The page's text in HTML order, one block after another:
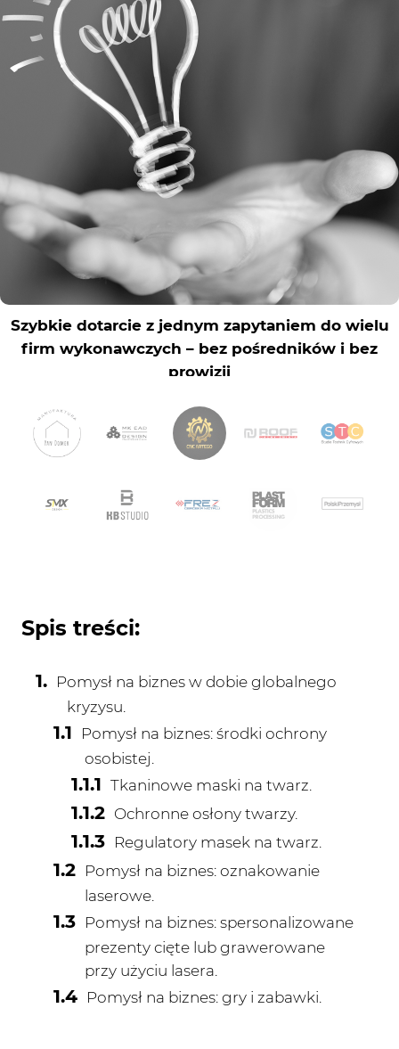
Rejestracja
Partner produkcyjny
Zaloguj się
Spis treści:
Pomysł na biznes w dobie globalnego
kryzysu.
Pomysł na biznes: środki ochrony
osobistej.
Tkaninowe maski na twarz.
Ochronne osłony twarzy.
Regulatory masek na twarz.
Pomysł na biznes: oznakowanie
laserowe.
Pomysł na biznes: spersonalizowane
prezenty cięte lub grawerowane
przy użyciu lasera.
Pomysł na biznes: gry i zabawki.